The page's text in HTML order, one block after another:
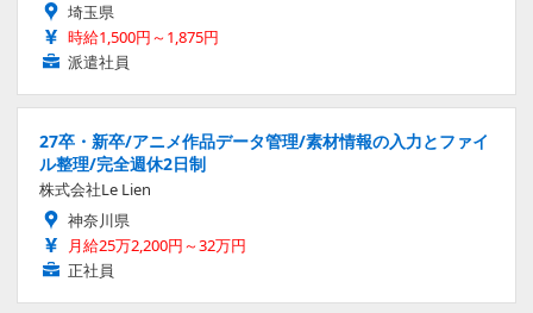
埼玉県
時給1,500円～1,875円
派遣社員
27卒・新卒/アニメ作品データ管理/素材情報の入力とファイ
ル整理/完全週休2日制
株式会社Le Lien
神奈川県
月給25万2,200円～32万円
正社員